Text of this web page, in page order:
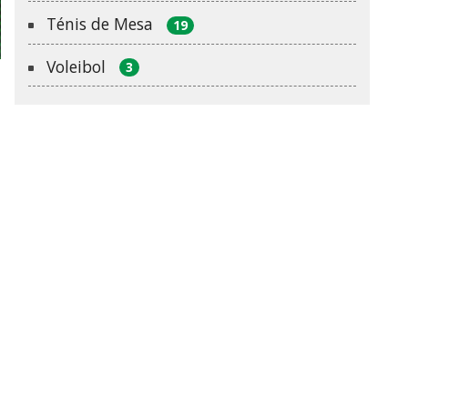
Ténis de Mesa 19
Voleibol 3